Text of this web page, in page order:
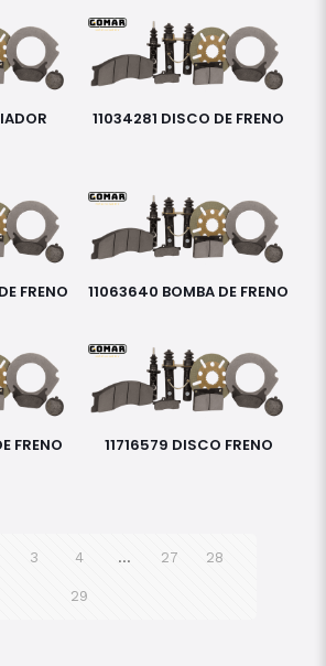
11034281 DISCO DE FRENO
FRENO 11063640 BOMBA DE FRENO
FRENO 11716579 DISCO FRENO
3 4 … 27 28
29